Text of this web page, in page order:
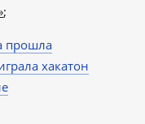
;
прошла
хакатон